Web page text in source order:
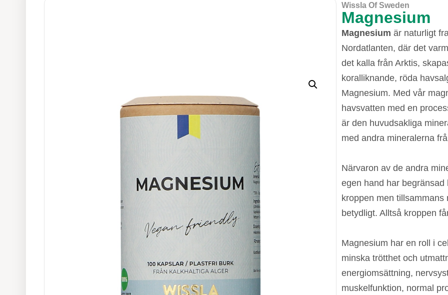
Wissla Of Sweden
Magnesium
Magnesium är naturligt
Nordatlanten, där det
det kalla från Arktis,
koralliknande, röda
Magnesium. Med vår
havsvatten med en
är den huvudsakliga
med andra mineralerna
Närvaron av de andra
egen hand har
kroppen men
betydligt. Alltså kroppen
Magnesium har en roll i
minska trötthet och
energiomsättning,
muskelfunktion, normal